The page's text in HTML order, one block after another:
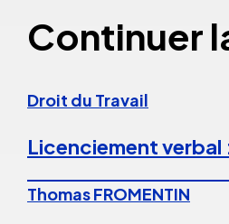
Continuer
Droit du Travail
Licenciement verbal
Thomas FROMENTIN